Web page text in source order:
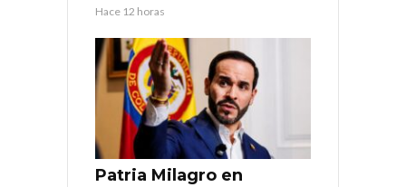
Hace 12 horas
Patria Milagro en